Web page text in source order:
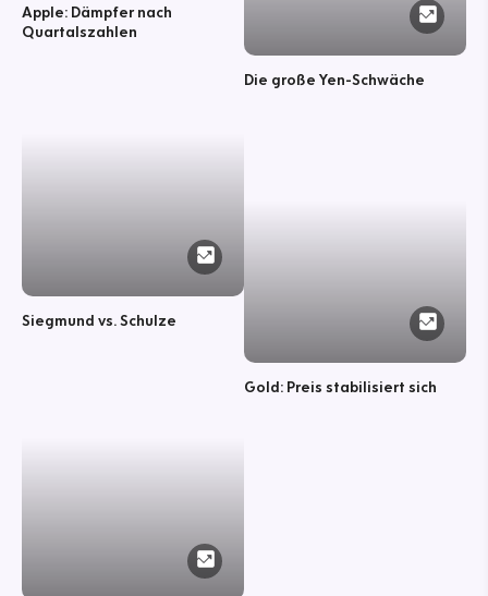
Apple: Dämpfer nach
Quartalszahlen
Siegmund vs. Schulze
Die große Yen-Schwäche
Gold: Preis stabilisiert sich